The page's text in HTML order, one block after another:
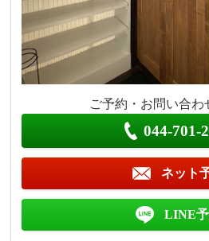
ご予約・お問い合わ
044-701-
ネット
LINE